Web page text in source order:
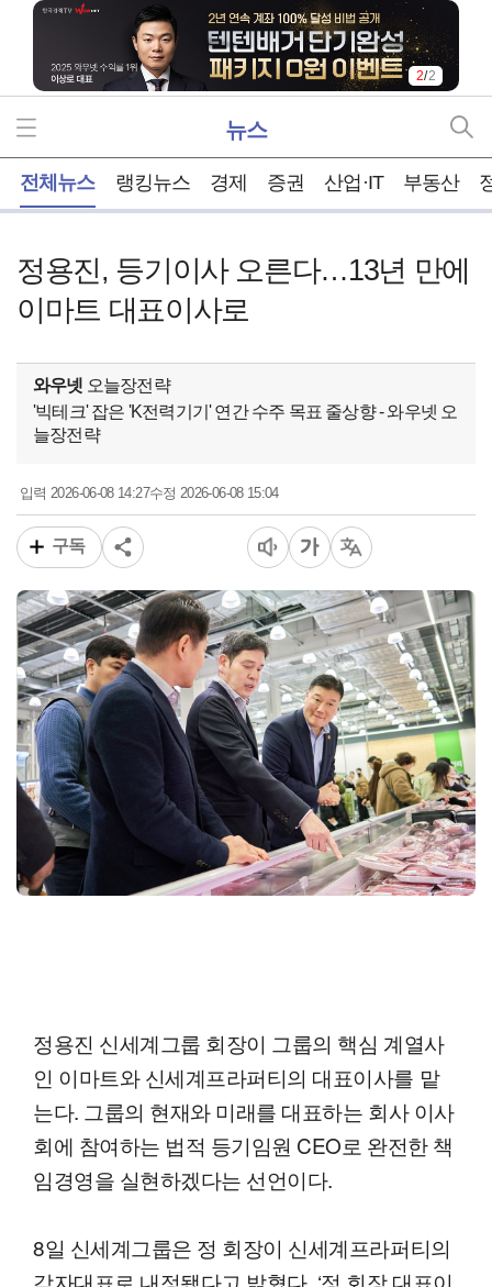
2/2
뉴스
전체뉴스 랭킹뉴스 경제 증권 산업·IT 부동산
정용진, 등기이사 오른다…13년 만에
이마트 대표이사로
와우넷 오늘장전략
'빅테크' 잡은 'K전력기기' 연간 수주 목표 줄상향 - 와우넷 오
늘장전략
입력 2026-06-08 14:27수정 2026-06-08 15:04
구독
정용진 신세계그룹 회장이 그룹의 핵심 계열사
인 이마트와 신세계프라퍼티의 대표이사를 맡
는다. 그룹의 현재와 미래를 대표하는 회사 이사
회에 참여하는 법적 등기임원 CEO로 완전한 책
임경영을 실현하겠다는 선언이다.
8일 신세계그룹은 정 회장이 신세계프라퍼티의